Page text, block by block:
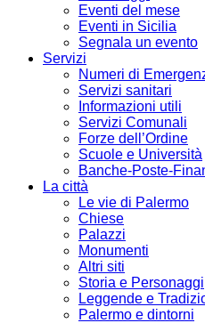
Eventi del mese
Eventi in Sicilia
Segnala un evento
Servizi
Numeri di
Servizi sanitari
Informazioni utili
Servizi Comunali
Forze dell’Ordine
Scuole e Università
Banche-Poste-
La città
Le vie di Palermo
Chiese
Palazzi
Monumenti
Altri siti
Storia e Personaggi
Leggende e
Palermo e dintorni